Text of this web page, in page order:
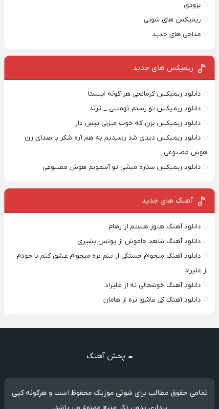
بزودی
ریمیکس های شوتی
مداحی های جدید
ریمیکس‌ های جدید
دانلود ریمیکس کرمانجی هر گوله اینستا
دانلود ریمیکس تو رستم تهمتنی _ ترند
دانلود ریمیکس بزن که خوب میزنی بیس دار
دانلود ریمیکس دیدی شد رسیدیم به هم آره شکر با صدای زن
هوش مصنوعی
دانلود ریمیکس ستاره میشی تو آسمونم هوش مصنوعی
آهنگ های جدید
دانلود آهنگ هنوز هستم از رهام
دانلود آهنگ شاهد خاموش از یونس بشیری
دانلود آهنگ میخوام خستگی از تنم بره میخوام عشق کنم با خودم
از علیراد
دانلود آهنگ خوشحالی نه از علیراد
دانلود آهنگ کی عاشق تره از هامان
پخش آهنگ
تمامی حقوق مطالب برای شوتی موزیک محفوظ است و هرگونه کپی